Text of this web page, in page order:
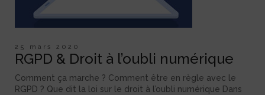
25 mars 2020
RGPD & Droit à l’oubli numérique
Comment ça marche ? Comment être en règle avec le
RGPD ? Que dit la loi sur le droit à l’oubli numérique Dans